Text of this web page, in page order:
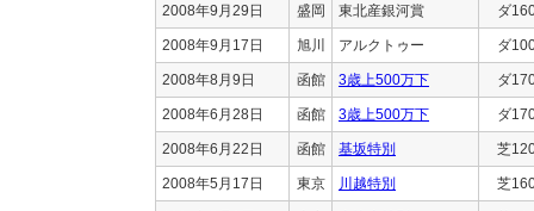
2008年9月29日 盛岡 東北産銀河賞 ダ
2008年9月17日 旭川 アルクトゥー ダ
2008年8月9日 函館 3歳上500万下 ダ
2008年6月28日 函館 3歳上500万下 ダ
2008年6月22日 函館 基坂特別 芝
2008年5月17日 東京 川越特別 芝